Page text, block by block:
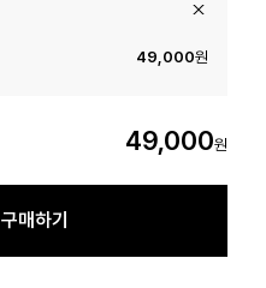
49,000원
49,000원
구매하기